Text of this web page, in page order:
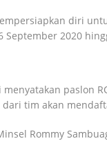
diri
September 2020
paslon
tim akan
Rommy